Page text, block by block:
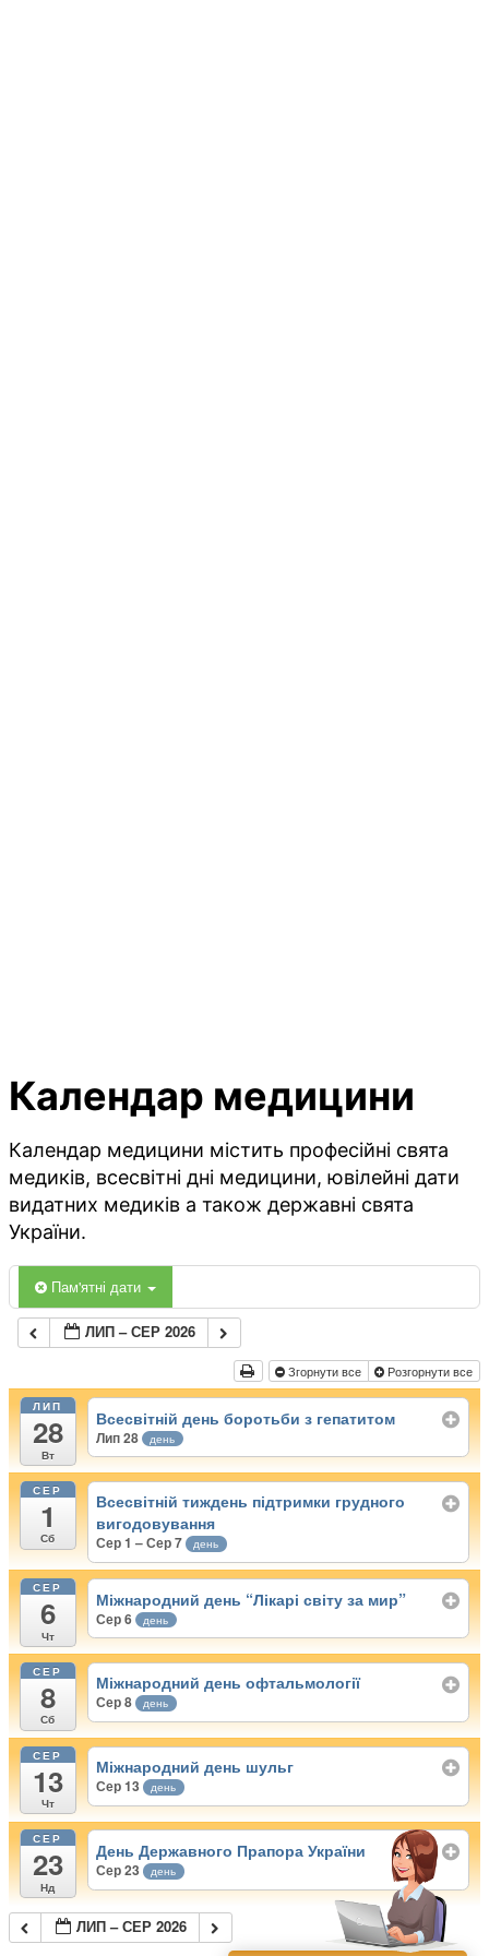
Календар медицини
Календар медицини містить професійні свята
медиків, всесвітні дні медицини, ювілейні дати
видатних медиків а також державні свята
України.
Пам'ятні дати
ЛИП – СЕР 2026
Згорнути все Розгорнути все
ЛИП
28
Вт
Всесвітній день боротьби з гепатитом
Лип 28 день
СЕР
1
Сб
Всесвітній тиждень підтримки грудного
вигодовування
Сер 1 – Сер 7 день
СЕР
6
Чт
Міжнародний день “Лікарі світу за мир”
Сер 6 день
СЕР
8
Сб
Міжнародний день офтальмології
Сер 8 день
СЕР
13
Чт
Міжнародний день шульг
Сер 13 день
СЕР
23
Нд
День Державного Прапора України
Сер 23 день
ЛИП – СЕР 2026